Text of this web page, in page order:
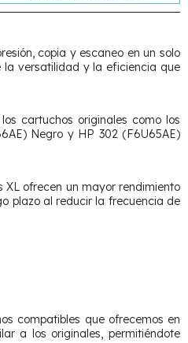
copia y escaneo en un solo
la versatilidad y la eficiencia que
cartuchos originales como los
Negro y HP 302 (F6U65AE)
XL ofrecen un mayor rendimiento
plazo al reducir la frecuencia de
compatibles que ofrecemos en
a los originales, permitiéndote